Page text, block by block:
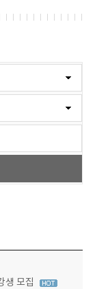
생 모집